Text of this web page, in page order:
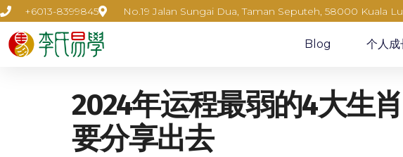
+6013-8399845 No.19 Jalan Sungai Dua, Taman Seputeh, 58000 Kuala
Blog 个人成
2024年运程最弱的4大生
要分享出去